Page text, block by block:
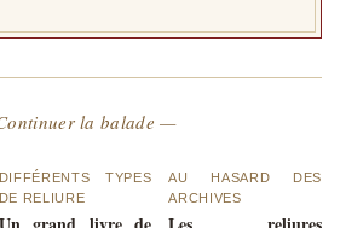
la balade —
DIFFÉRENTS TYPES
DE RELIURE
AU HASARD DES
ARCHIVES